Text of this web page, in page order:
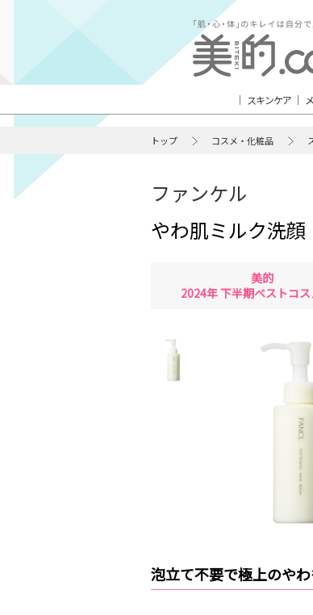
スキンケア
トップ コスメ・化粧品
ファンケル
やわ肌ミルク洗顔
美的
2024年 下半期ベストコ
泡立て不要で極上のや